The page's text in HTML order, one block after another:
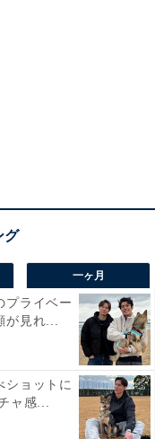
一ヶ月
プライベー
が見れ...
ショットに
ャ感...